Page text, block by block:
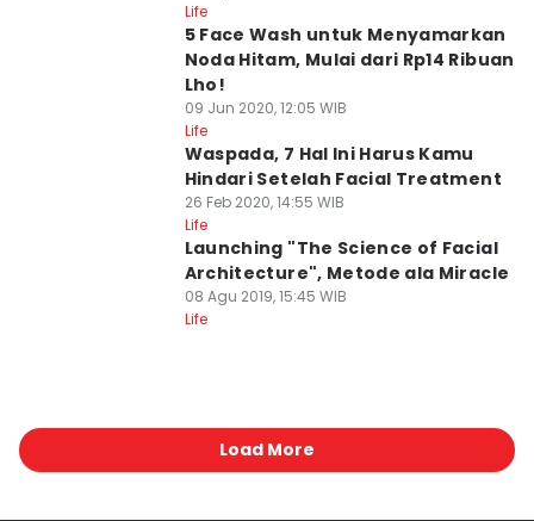
Life
5 Face Wash untuk Menyamarkan
Noda Hitam, Mulai dari Rp14 Ribuan
Lho!
09 Jun 2020, 12:05 WIB
Life
Waspada, 7 Hal Ini Harus Kamu
Hindari Setelah Facial Treatment
26 Feb 2020, 14:55 WIB
Life
Launching "The Science of Facial
Architecture", Metode ala Miracle
08 Agu 2019, 15:45 WIB
Life
Load More